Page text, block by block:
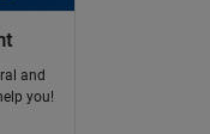
and
you!